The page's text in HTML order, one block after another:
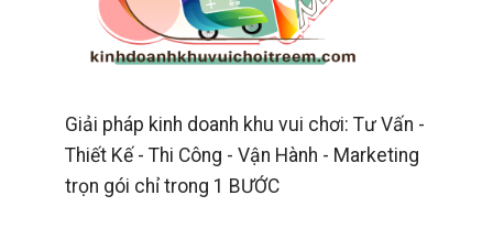
Giải pháp kinh doanh khu vui chơi: Tư Vấn -
Thiết Kế - Thi Công - Vận Hành - Marketing
trọn gói chỉ trong 1 BƯỚC